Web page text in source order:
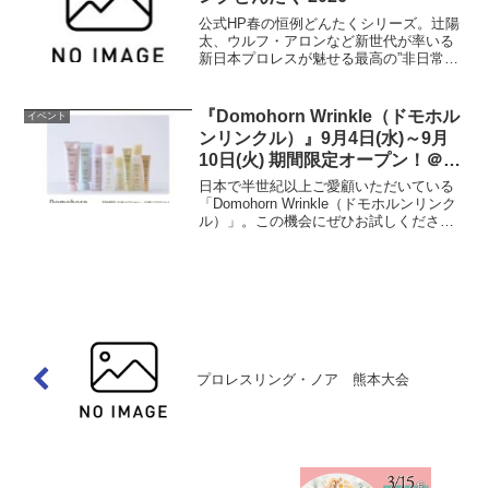
公式HP春の恒例どんたくシリーズ。辻陽
太、ウルフ・アロンなど新世代が率いる
新日本プロレスが魅せる最高の”非日常空
場：17時30分 開始：18時30分開催場所
展示ホ...
イベント
『Domohorn Wrinkle（ドモホル
ンリンクル）』9月4日(水)～9月
10日(火) 期間限定オープン！＠ア
ミュプラザくまもと 2F
日本で半世紀以上ご愛顧いただいている
「Domohorn Wrinkle（ドモホルンリンク
ル）」。この機会にぜひお試しくださ
プロレスリング・ノア 熊本大会